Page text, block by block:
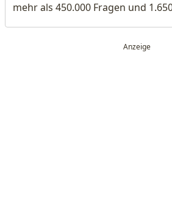
mehr als 450.000 Fragen und